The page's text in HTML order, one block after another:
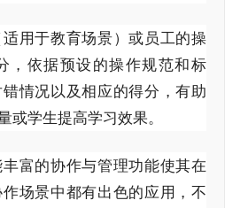
用于教育场景）或员工的操
，依据预设的操作规范和标
情况以及相应的得分，有助
或学生提高学习效果。
富的协作与管理功能使其在
场景中都有出色的应用，不